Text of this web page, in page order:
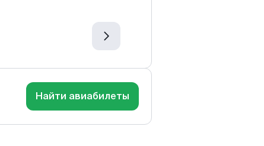
Найти авиабилеты